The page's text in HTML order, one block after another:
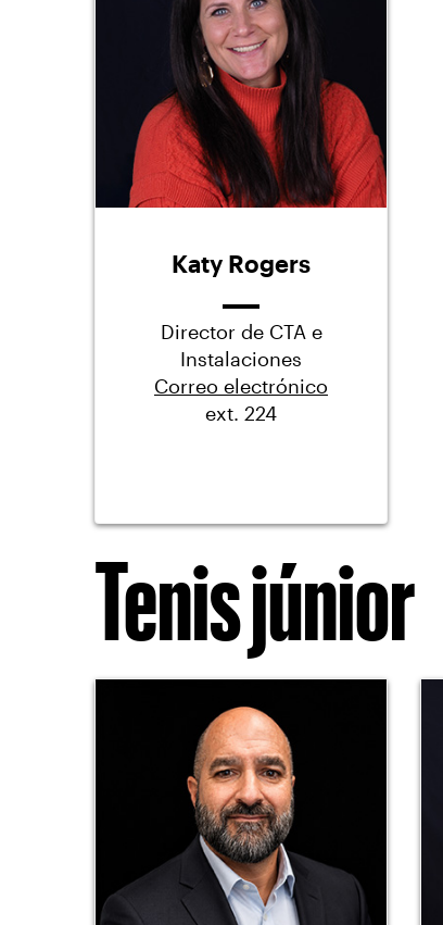
Katy Rogers
Director de CTA e
Instalaciones
Correo electrónico
ext. 224
Tenis júnior